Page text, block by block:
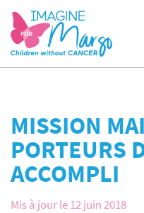
MISSION
PORTEURS
ACCOMPLI
Mis à jour le 12 juin 2018